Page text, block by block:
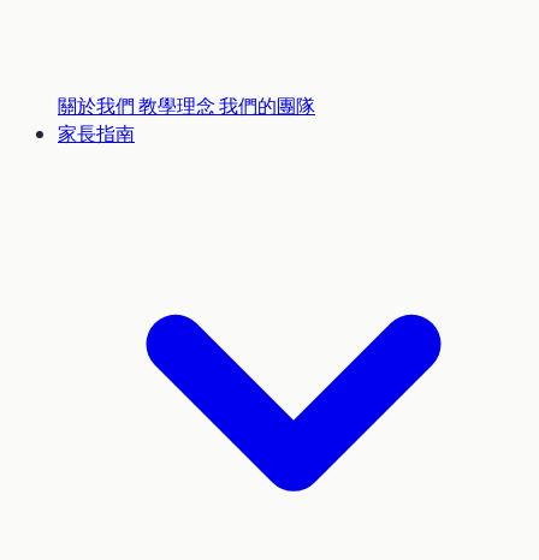
關於我們教學理念我們的團隊
家長指南